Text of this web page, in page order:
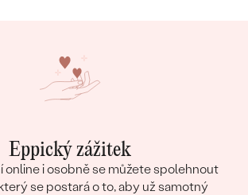
Eppický zážitek
online i osobně se můžete spolehnout
se postará o to, aby už samotný